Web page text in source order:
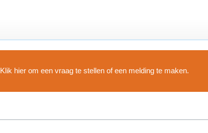
Klik hier om een vraag te stellen of een melding te maken.